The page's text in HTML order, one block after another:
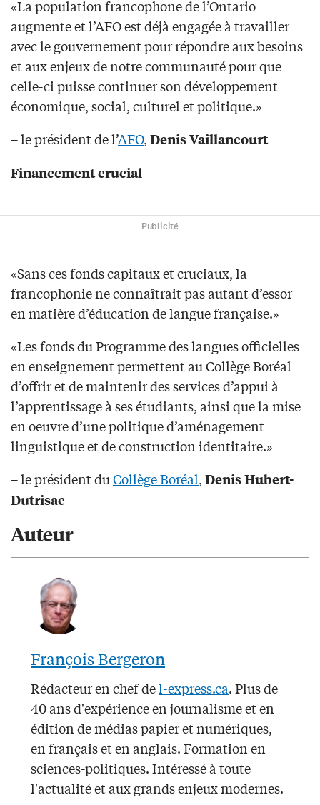
«La population francophone de l’Ontario
augmente et l’AFO est déjà engagée à travailler
avec le gouvernement pour répondre aux besoins
et aux enjeux de notre communauté pour que
celle-ci puisse continuer son développement
économique, social, culturel et politique.»
– le président de l’AFO, Denis Vaillancourt
Financement crucial
Publicité
«Sans ces fonds capitaux et cruciaux, la
francophonie ne connaîtrait pas autant d’essor
en matière d’éducation de langue française.»
«Les fonds du Programme des langues officielles
en enseignement permettent au Collège Boréal
d’offrir et de maintenir des services d’appui à
l’apprentissage à ses étudiants, ainsi que la mise
en oeuvre d’une politique d’aménagement
linguistique et de construction identitaire.»
– le président duCollège Boréal, Denis Hubert-
Dutrisac
Auteur
François Bergeron
Rédacteur en chef del-express.ca. Plus de
40 ans d'expérience en journalisme et en
édition de médias papier et numériques,
en français et en anglais. Formation en
sciences-politiques. Intéressé à toute
l'actualité et aux grands enjeux modernes.